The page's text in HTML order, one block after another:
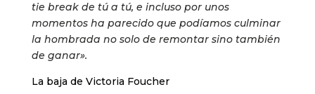
tie break de tú a tú, e incluso por unos
momentos ha parecido que podíamos culminar
la hombrada no solo de remontar sino también
de ganar».
La baja de Victoria Foucher